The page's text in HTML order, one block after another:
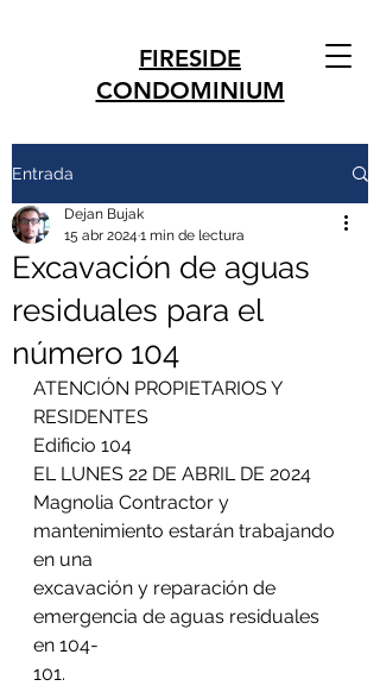
FIRESIDE
CONDOMINIUM
Entrada
Excavación de aguas
residuales para el
número 104
Dejan Bujak
15 abr 2024 1 min de lectura
ATENCIÓN PROPIETARIOS Y
RESIDENTES
Edificio 104
EL LUNES 22 DE ABRIL DE 2024
Magnolia Contractor y
mantenimiento estarán trabajando
en una
excavación y reparación de
emergencia de aguas residuales
en 104-
101.